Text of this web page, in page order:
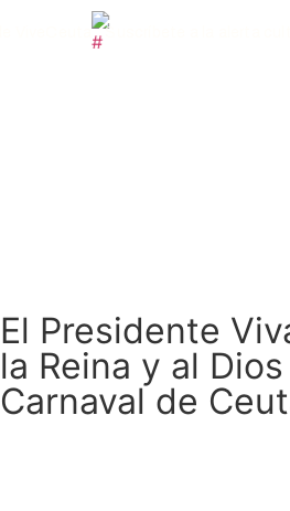
Suscríbete a la alerta
El Presidente
la Reina y al
Carnaval de